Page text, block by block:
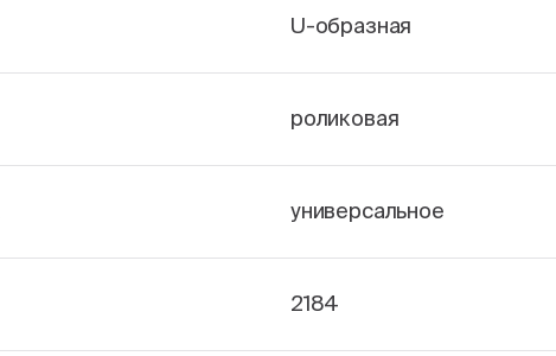
U-образная
роликовая
универсальное
2184